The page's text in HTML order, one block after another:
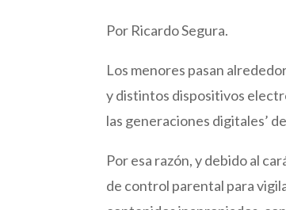
Por Ricardo Segura.
Los menores pasan
y distintos dispositivos
las generaciones digitales’
Por esa razón, y debido al
de control parental para